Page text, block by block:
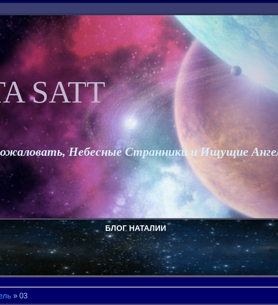
SATT
Небесные Странники и Ищущие
БЛОГ НАТАЛИИ
» 03